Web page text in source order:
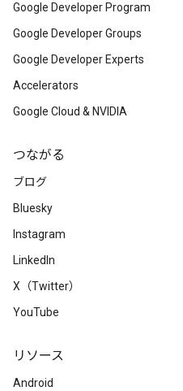
Google Developer Program
Google Developer Groups
Google Developer Experts
Accelerators
Google Cloud & NVIDIA
つながる
ブログ
Bluesky
Instagram
LinkedIn
X（Twitter）
YouTube
リソース
Android